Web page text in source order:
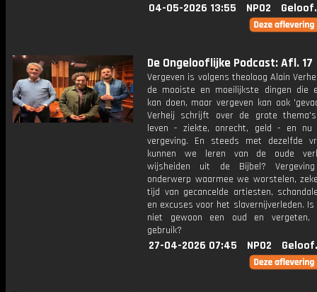
04-05-2026 13:55 NPO2
De Ongelooflijke Podcast: Afl. 17
Vergeven is volgens theoloog Alain
de mooiste en moeilijkste dingen die
kan doen, maar vergeven kan ook
Verheij schrijft over de grote
leven - ziekte, onrecht, geld - en nu
vergeving. En steeds met dezelfde
kunnen we leren van de oude
wijsheiden uit de Bijbel?
onderwerp waarmee we worstelen,
tijd van gecancelde artiesten,
en excuses voor het slavernijverleden. Is
niet gewoon een oud en vergeten,
gebruik?
27-04-2026 07:45 NPO2